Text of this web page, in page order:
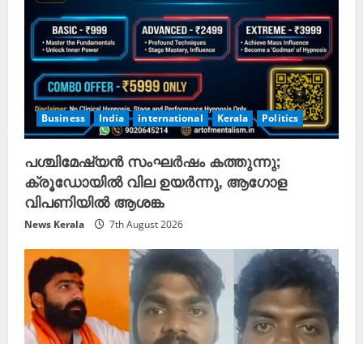
Business India international Kerala Politics
പശ്ചിമേഷ്യൻ സംഘർഷം കത്തുന്നു;
ക്രൂഡോയിൽ വില ഉയർന്നു, ആഗോള
വിപണിയിൽ ആശങ്ക
News Kerala 7th August 2026